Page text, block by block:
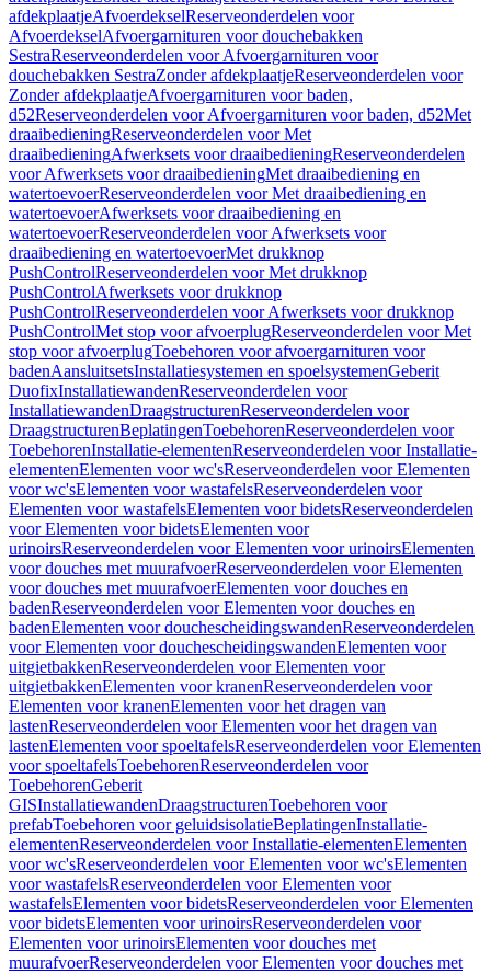
afdekplaatjeAfvoerdekselReserveonderdelen voor
AfvoerdekselAfvoergarnituren voor douchebakken
SestraReserveonderdelen voor Afvoergarnituren voor
douchebakken SestraZonder afdekplaatjeReserveonderdelen voor
Zonder afdekplaatjeAfvoergarnituren voor baden,
d52Reserveonderdelen voor Afvoergarnituren voor baden, d52Met
draaibedieningReserveonderdelen voor Met
draaibedieningAfwerksets voor draaibedieningReserveonderdelen
voor Afwerksets voor draaibedieningMet draaibediening en
watertoevoerReserveonderdelen voor Met draaibediening en
watertoevoerAfwerksets voor draaibediening en
watertoevoerReserveonderdelen voor Afwerksets voor
draaibediening en watertoevoerMet drukknop
PushControlReserveonderdelen voor Met drukknop
PushControlAfwerksets voor drukknop
PushControlReserveonderdelen voor Afwerksets voor drukknop
PushControlMet stop voor afvoerplugReserveonderdelen voor Met
stop voor afvoerplugToebehoren voor afvoergarnituren voor
badenAansluitsetsInstallatiesystemen en spoelsystemenGeberit
DuofixInstallatiewandenReserveonderdelen voor
InstallatiewandenDraagstructurenReserveonderdelen voor
DraagstructurenBeplatingenToebehorenReserveonderdelen voor
ToebehorenInstallatie-elementenReserveonderdelen voor Installatie-
elementenElementen voor wc'sReserveonderdelen voor Elementen
voor wc'sElementen voor wastafelsReserveonderdelen voor
Elementen voor wastafelsElementen voor bidetsReserveonderdelen
voor Elementen voor bidetsElementen voor
urinoirsReserveonderdelen voor Elementen voor urinoirsElementen
voor douches met muurafvoerReserveonderdelen voor Elementen
voor douches met muurafvoerElementen voor douches en
badenReserveonderdelen voor Elementen voor douches en
badenElementen voor douchescheidingswandenReserveonderdelen
voor Elementen voor douchescheidingswandenElementen voor
uitgietbakkenReserveonderdelen voor Elementen voor
uitgietbakkenElementen voor kranenReserveonderdelen voor
Elementen voor kranenElementen voor het dragen van
lastenReserveonderdelen voor Elementen voor het dragen van
lastenElementen voor spoeltafelsReserveonderdelen voor Elementen
voor spoeltafelsToebehorenReserveonderdelen voor
ToebehorenGeberit
GISInstallatiewandenDraagstructurenToebehoren voor
prefabToebehoren voor geluidsisolatieBeplatingenInstallatie-
elementenReserveonderdelen voor Installatie-elementenElementen
voor wc'sReserveonderdelen voor Elementen voor wc'sElementen
voor wastafelsReserveonderdelen voor Elementen voor
wastafelsElementen voor bidetsReserveonderdelen voor Elementen
voor bidetsElementen voor urinoirsReserveonderdelen voor
Elementen voor urinoirsElementen voor douches met
muurafvoerReserveonderdelen voor Elementen voor douches met